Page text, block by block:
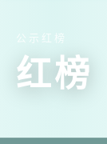
公示红榜
红榜